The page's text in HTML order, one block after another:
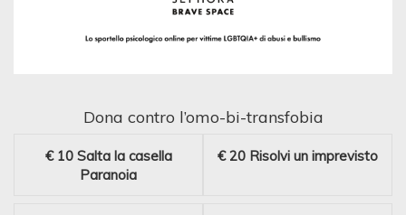
Dona contro l’omo-bi-transfobia
€ 10 Salta la casella
Paranoia
€ 20 Risolvi un imprevisto